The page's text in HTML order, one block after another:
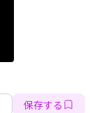
保存する